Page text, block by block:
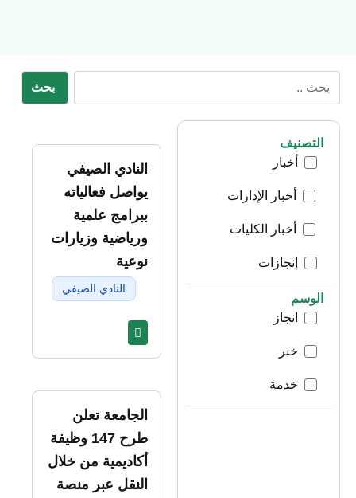
بحث
التصنيف
أخبار
أخبار الإدارات
أخبار الكليات
إنجازات
الوسم
انجاز
خبر
خدمة
النادي الصيفي
يواصل فعالياته
ببرامج علمية
ورياضية وزيارات
نوعية
النادي الصيفي
الجامعة تعلن
طرح 147 وظيفة
أكاديمية من خلال
النقل عبر منصة